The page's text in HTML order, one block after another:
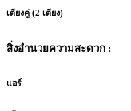
เตียงคู่ (2 เตียง)
สิ่งอำนวยความสะดวก :
แอร์